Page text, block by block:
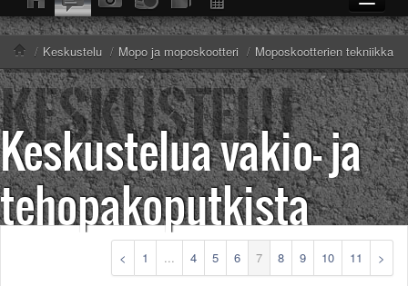
ETUSIVU
Moottoripyörät
Kevytmoottoripyörät
Mopot
Enduro/MX
KESKUSTELU
Haku
Säännöt ja ohjeet
KUVAT/VIDEOT
Haku
Säännöt ja ohjeet
Uudet ajoneuvot
/ Keskustelu / Mopo ja moposkootteri / Moposkootterien tekniikka
Keskustelua vakio- ja
tehopakoputkista
< 1 ... 4 5 6 7 8 9 10 11 >